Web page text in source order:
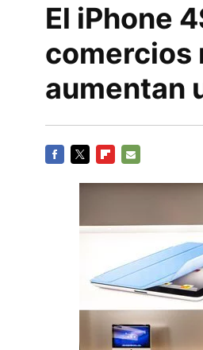
El iPhone
comercios
aumentan